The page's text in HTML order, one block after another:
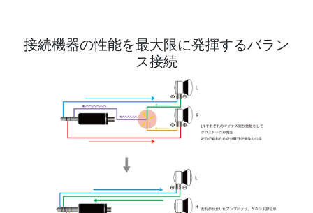
接続機器の性能を最大限に発揮するバラン
ス接続